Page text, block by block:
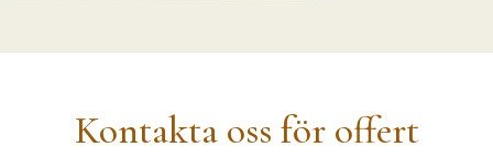
Kontakta oss för offert